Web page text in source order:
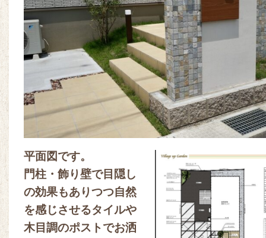
平面図です。
門柱・飾り壁で目隠し
の効果もありつつ自然
を感じさせるタイルや
木目調のポストでお洒